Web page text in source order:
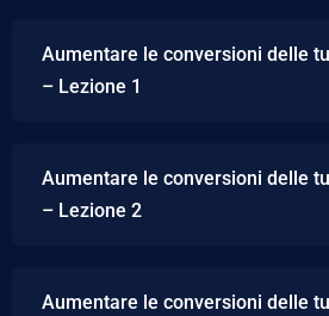
Aumentare le conversioni delle
– Lezione 1
Aumentare le conversioni delle
– Lezione 2
Aumentare le conversioni delle